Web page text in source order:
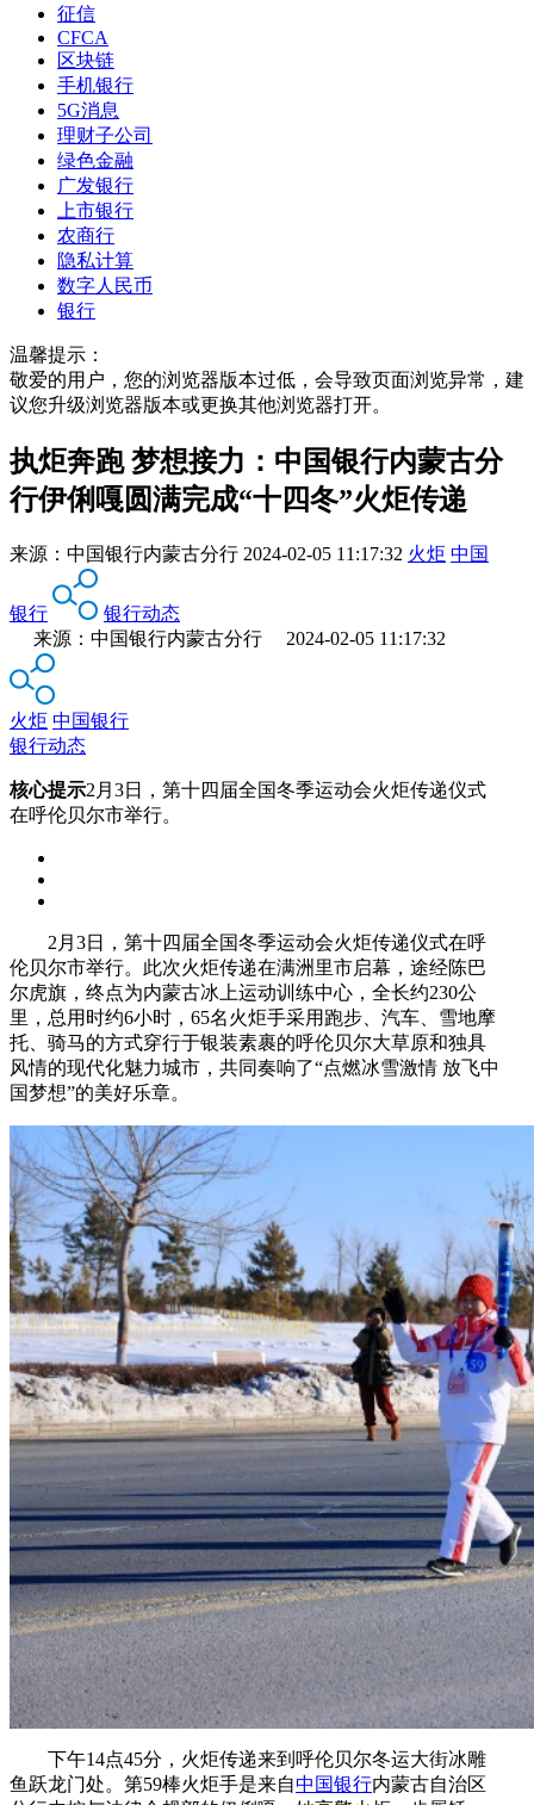
征信
CFCA
区块链
手机银行
5G消息
理财子公司
绿色金融
广发银行
上市银行
农商行
隐私计算
数字人民币
银行
温馨提示：
敬爱的用户，您的浏览器版本过低，会导致页面浏览异常，建
议您升级浏览器版本或更换其他浏览器打开。
执炬奔跑 梦想接力：中国银行内蒙古分
行伊俐嘎圆满完成“十四冬”火炬传递
来源： 中国银行内蒙古分行 2024-02-05 11:17:32 火炬 中国
银行
银行动态
来源：中国银行内蒙古分行 2024-02-05 11:17:32
火炬 中国银行
银行动态
核心提示2月3日，第十四届全国冬季运动会火炬传递仪式
在呼伦贝尔市举行。
2月3日，第十四届全国冬季运动会火炬传递仪式在呼
伦贝尔市举行。此次火炬传递在满洲里市启幕，途经陈巴
尔虎旗，终点为内蒙古冰上运动训练中心，全长约230公
里，总用时约6小时，65名火炬手采用跑步、汽车、雪地摩
托、骑马的方式穿行于银装素裹的呼伦贝尔大草原和独具
风情的现代化魅力城市，共同奏响了“点燃冰雪激情 放飞中
国梦想”的美好乐章。
下午14点45分，火炬传递来到呼伦贝尔冬运大街冰雕
鱼跃龙门处。第59棒火炬手是来自中国银行内蒙古自治区